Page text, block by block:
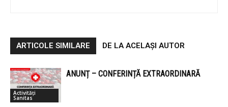
ARTICOLE SIMILARE DE LA ACELAȘI AUTOR
Activități
Sanitas
ANUNȚ – CONFERINȚĂ EXTRAORDINARĂ